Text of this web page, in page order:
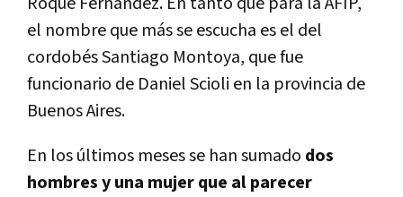
el nombre que más se escucha es el del
cordobés Santiago Montoya, que fue
funcionario de Daniel Scioli en la provincia de
Buenos Aires.
En los últimos meses se han sumado dos
hombres y una mujer que al parecer